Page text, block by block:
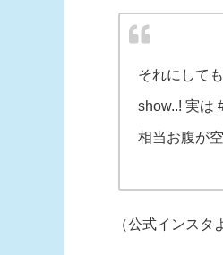
それにして
show..! 実は
相当お腹が
（公式インスタ